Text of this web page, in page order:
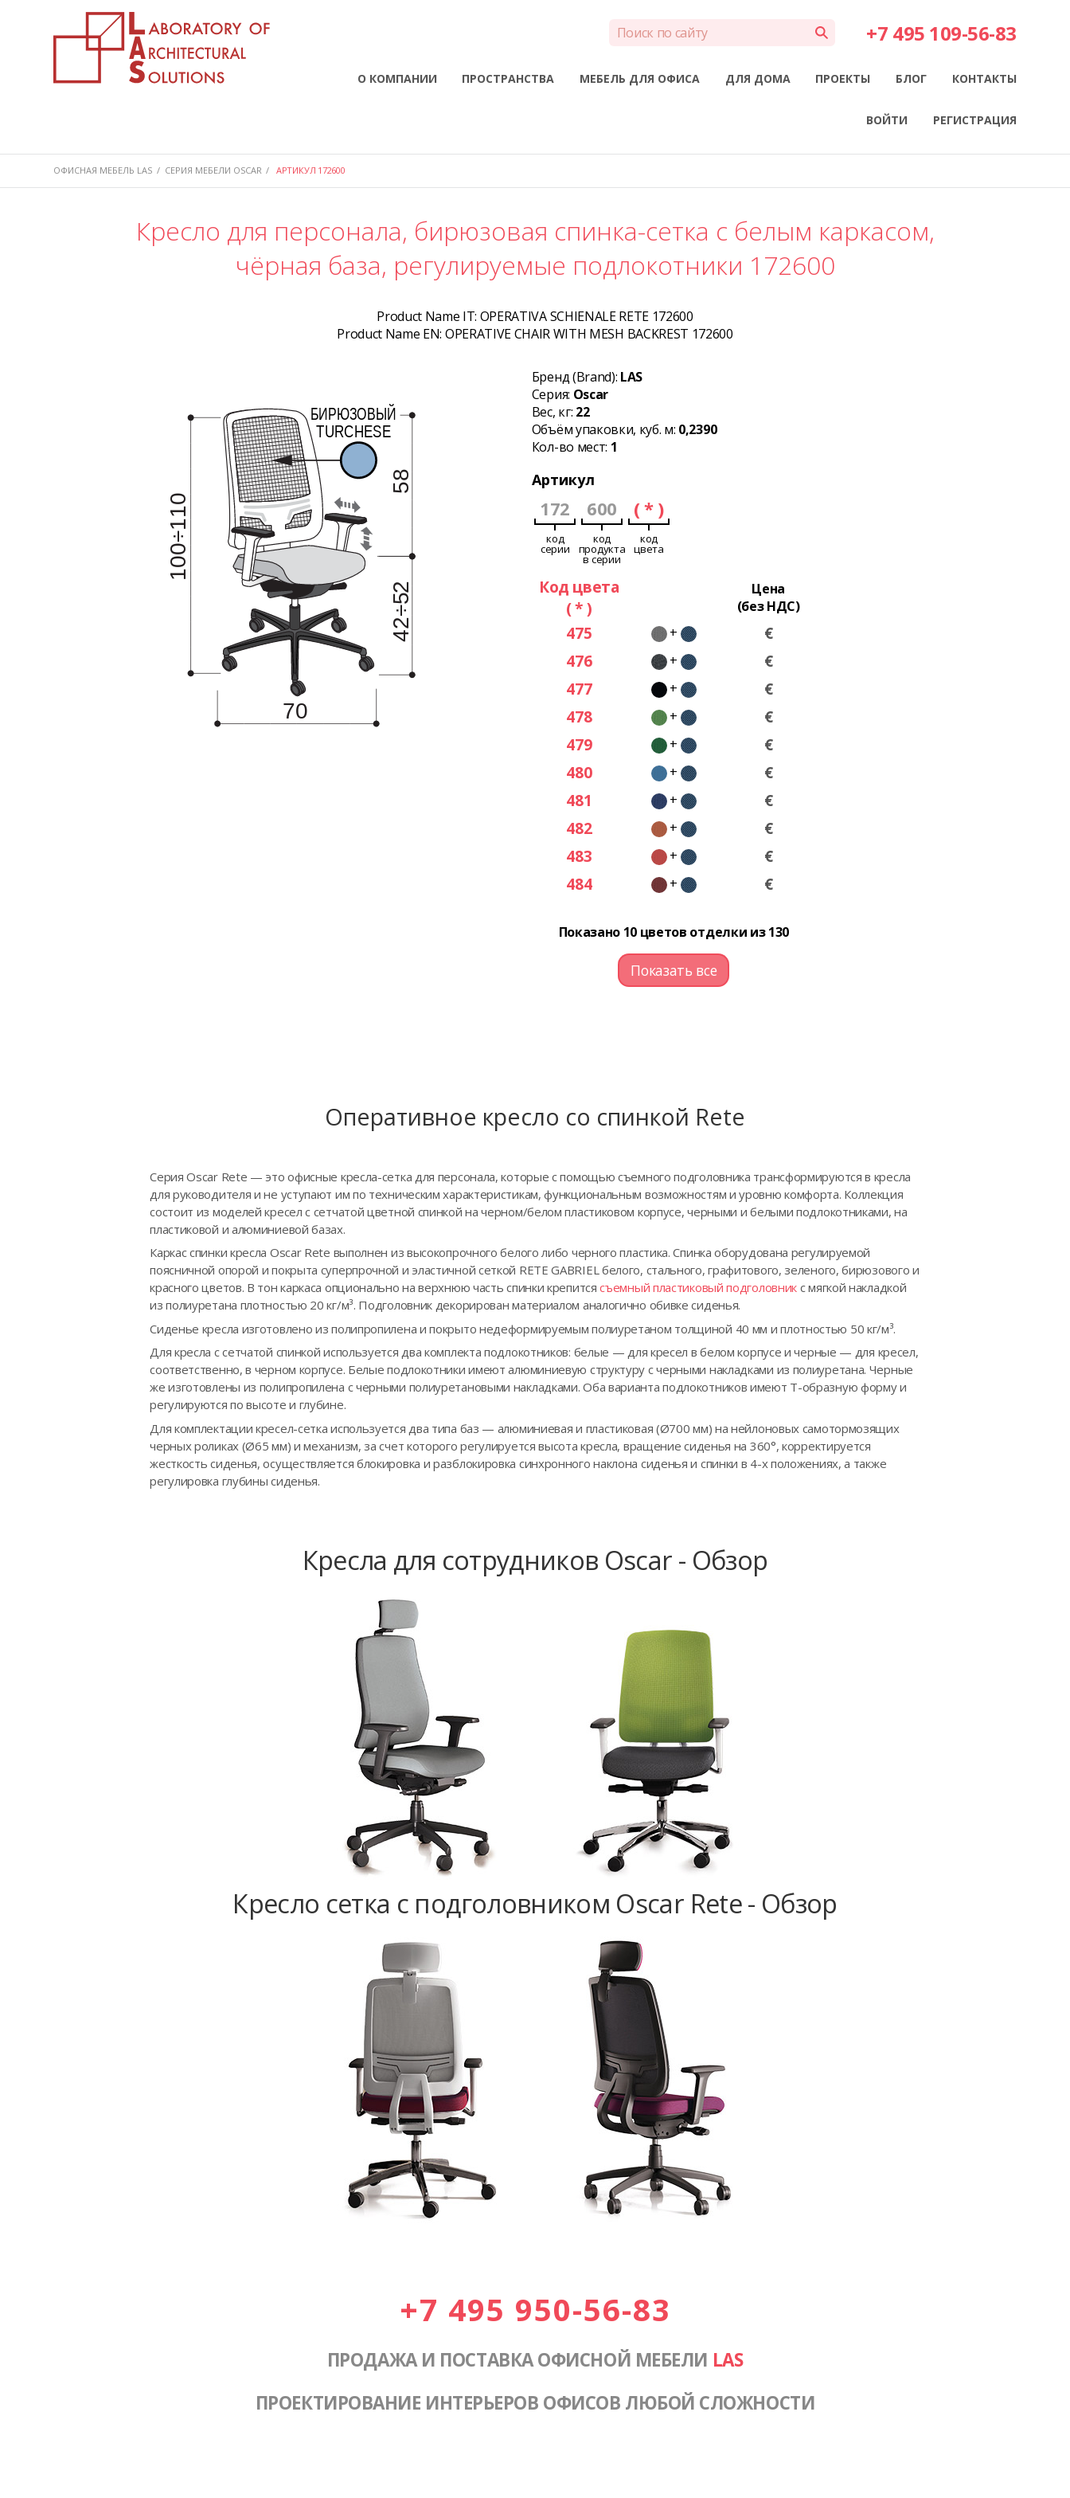
+7 495 109-56-83
О КОМПАНИИ ПРОСТРАНСТВА МЕБЕЛЬ ДЛЯ ОФИСА ДЛЯ ДОМА ПРОЕКТЫ БЛОГ КОНТАКТЫ
ВОЙТИ РЕГИСТРАЦИЯ
ОФИСНАЯ МЕБЕЛЬ LAS / СЕРИЯ МЕБЕЛИ OSCAR / АРТИКУЛ 172600
Кресло для персонала, бирюзовая спинка-сетка с белым каркасом,
чёрная база, регулируемые подлокотники 172600
Product Name IT: OPERATIVA SCHIENALE RETE 172600
Product Name EN: OPERATIVE CHAIR WITH MESH BACKREST 172600
Бренд (Brand): LAS
Серия: Oscar
Вес, кг: 22
Объём упаковки, куб. м: 0,2390
Кол-во мест: 1
Артикул
172
код
серии
600
код
продукта
в серии
( * )
код
цвета
Код цвета
( * )
Цена
(без НДС)
475 +
€
476
+
€
477
+
€
478
+
€
479
+
€
480
+
€
481
+
€
482
+
€
483
+
€
484
+ €
Показано 10 цветов отделки из 130
Показать все
Оперативное кресло сo спинкой Rete
Серия Oscar Rete — это офисные кресла-сетка для персонала, которые с помощью съемного подголовника трансформируются в кресла
для руководителя и не уступают им по техническим характеристикам, функциональным возможностям и уровню комфорта. Коллекция
состоит из моделей кресел с сетчатой цветной спинкой на черном/белом пластиковом корпусе, черными и белыми подлокотниками, на
пластиковой и алюминиевой базах.
Каркас спинки кресла Oscar Rete выполнен из высокопрочного белого либо черного пластика. Спинка оборудована регулируемой
поясничной опорой и покрыта суперпрочной и эластичной сеткой RETE GABRIEL белого, стального, графитового, зеленого, бирюзового и
красного цветов. В тон каркаса опционально на верхнюю часть спинки крепитсясъемный пластиковый подголовник с мягкой накладкой
из полиуретана плотностью 20 кг/м³. Подголовник декорирован материалом аналогично обивке сиденья.
Сиденье кресла изготовлено из полипропилена и покрыто недеформируемым полиуретаном толщиной 40 мм и плотностью 50 кг/м³.
Для кресла с сетчатой спинкой используется два комплекта подлокотников: белые — для кресел в белом корпусе и черные — для кресел,
соответственно, в черном корпусе. Белые подлокотники имеют алюминиевую структуру с черными накладками из полиуретана. Черные
же изготовлены из полипропилена с черными полиуретановыми накладками. Оба варианта подлокотников имеют Т-образную форму и
регулируются по высоте и глубине.
Для комплектации кресел-сетка используется два типа баз — алюминиевая и пластиковая (Ø700 мм) на нейлоновых самотормозящих
черных роликах (Ø65 мм) и механизм, за счет которого регулируется высота кресла, вращение сиденья на 360°, корректируется
жесткость сиденья, осуществляется блокировка и разблокировка синхронного наклона сиденья и спинки в 4-х положениях, а также
регулировка глубины сиденья.
Кресла для сотрудников Oscar - Обзор
Кресло сетка с подголовником Oscar Rete - Обзор
+7 495 950-56-83
ПРОДАЖА И ПОСТАВКА ОФИСНОЙ МЕБЕЛИ LAS
ПРОЕКТИРОВАНИЕ ИНТЕРЬЕРОВ ОФИСОВ ЛЮБОЙ СЛОЖНОСТИ